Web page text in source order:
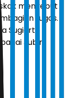
menyebut
tugas.
Sugiarto
Jubir